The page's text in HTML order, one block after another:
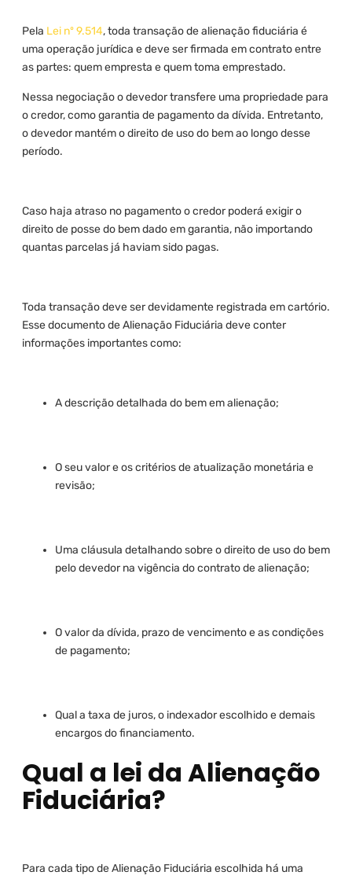
Pela Lei nº 9.514, toda transação de alienação fiduciária é
uma operação jurídica e deve ser firmada em contrato entre
as partes: quem empresta e quem toma emprestado.
Nessa negociação o devedor transfere uma propriedade para
o credor, como garantia de pagamento da dívida. Entretanto,
o devedor mantém o direito de uso do bem ao longo desse
período.
Caso haja atraso no pagamento o credor poderá exigir o
direito de posse do bem dado em garantia, não importando
quantas parcelas já haviam sido pagas.
Toda transação deve ser devidamente registrada em cartório.
Esse documento de Alienação Fiduciária deve conter
informações importantes como:
A descrição detalhada do bem em alienação;
O seu valor e os critérios de atualização monetária e
revisão;
Uma cláusula detalhando sobre o direito de uso do bem
pelo devedor na vigência do contrato de alienação;
O valor da dívida, prazo de vencimento e as condições
de pagamento;
Qual a taxa de juros, o indexador escolhido e demais
encargos do financiamento.
Qual a lei da Alienação
Fiduciária?
Para cada tipo de Alienação Fiduciária escolhida há uma